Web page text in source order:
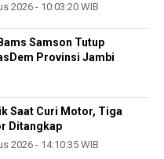
2026 - 10:03:20 WIB
Samson Tutup
Provinsi Jambi
Saat Curi Motor, Tiga
Ditangkap
2026 - 14:10:35 WIB